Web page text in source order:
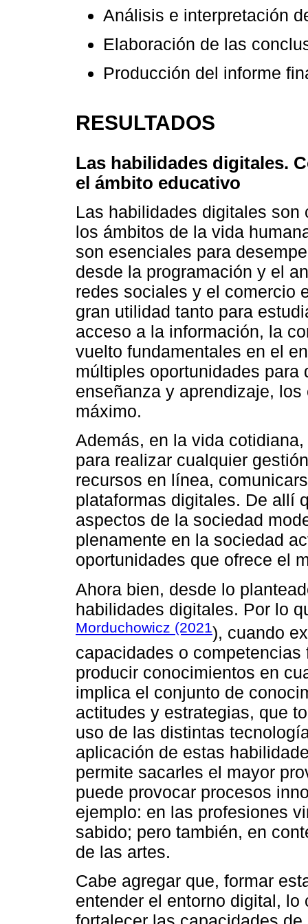
Análisis e interpretación
Elaboración de las
Producción del informe
RESULTADOS
Las habilidades digitales.
el ámbito educativo
Las habilidades digitales
los ámbitos de la vida
son esenciales para
desde la programación y el
redes sociales y el comercio
gran utilidad tanto para
acceso a la información, la
vuelto fundamentales en el
múltiples oportunidades
enseñanza y aprendizaje,
máximo.
Además, en la vida
para realizar cualquier
recursos en línea,
plataformas digitales. De allí
aspectos de la sociedad
plenamente en la sociedad
oportunidades que ofrece el
Ahora bien, desde lo
habilidades digitales. Por lo
Morduchowicz (2021), cuando
capacidades o
producir conocimientos en
implica el conjunto de
actitudes y estrategias, que
uso de las distintas
aplicación de estas
permite sacarles el mayor
puede provocar procesos
ejemplo: en las profesiones
sabido; pero también, en
de las artes.
Cabe agregar que, formar
entender el entorno digital,